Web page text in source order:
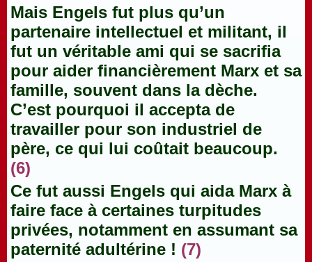
Mais Engels fut plus qu’un
partenaire intellectuel et militant, il
fut un véritable ami qui se sacrifia
pour aider financièrement Marx et sa
famille, souvent dans la dèche.
C’est pourquoi il accepta de
travailler pour son industriel de
père, ce qui lui coûtait beaucoup.
(6)
Ce fut aussi Engels qui aida Marx à
faire face à certaines turpitudes
privées, notamment en assumant sa
paternité adultérine ! (7)